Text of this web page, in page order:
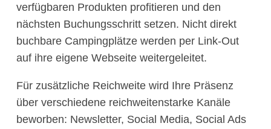
verfügbaren Produkten profitieren und den
nächsten Buchungsschritt setzen. Nicht direkt
buchbare Campingplätze werden per Link-Out
auf ihre eigene Webseite weitergeleitet.
Für zusätzliche Reichweite wird Ihre Präsenz
über verschiedene reichweitenstarke Kanäle
beworben: Newsletter, Social Media, Social Ads